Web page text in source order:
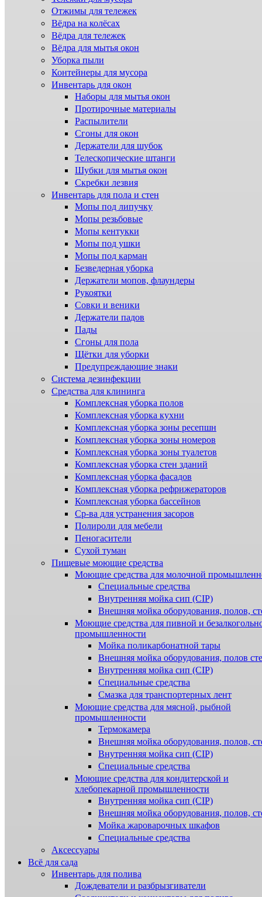
Отжимы для тележек
Вёдра на колёсах
Вёдра для тележек
Вёдра для мытья окон
Уборка пыли
Контейнеры для мусора
Инвентарь для окон
Наборы для мытья окон
Протирочные материалы
Распылители
Сгоны для окон
Держатели для шубок
Телескопические штанги
Шубки для мытья окон
Скребки лезвия
Инвентарь для пола и стен
Мопы под липучку
Мопы резьбовые
Мопы кентукки
Мопы под ушки
Мопы под карман
Безведерная уборка
Держатели мопов, флаундеры
Рукоятки
Совки и веники
Держатели падов
Пады
Сгоны для пола
Щётки для уборки
Предупреждающие знаки
Система дезинфекции
Cредства для клининга
Комплексная уборка полов
Комплексная уборка кухни
Комплексная уборка зоны ресепшн
Комплексная уборка зоны номеров
Комплексная уборка зоны туалетов
Комплексная уборка стен зданий
Комплексная уборка фасадов
Комплексная уборка рефрижераторов
Комплексная уборка бассейнов
Ср-ва для устранения засоров
Полироли для мебели
Пеногасители
Сухой туман
Пищевые моющие средства
Моющие средства для молочной
Специальные средства
Внутренняя мойка сип (CIP)
Внешняя мойка оборудования, полов,
Моющие средства для пивной и
промышленности
Мойка поликарбонатной тары
Внешняя мойка оборудования, полов
Внутренняя мойка сип (CIP)
Специальные средства
Смазка для транспортерных лент
Моющие средства для мясной, рыбной
промышленности
Термокамера
Внешняя мойка оборудования, полов,
Внутренняя мойка сип (CIP)
Специальные средства
Моющие средства для кондитерской и
хлебопекарной промышленности
Внутренняя мойка сип (CIP)
Внешняя мойка оборудования, полов,
Мойка жароварочных шкафов
Специальные средства
Аксессуары
Всё для сада
Инвентарь для полива
Дождеватели и разбрызгиватели